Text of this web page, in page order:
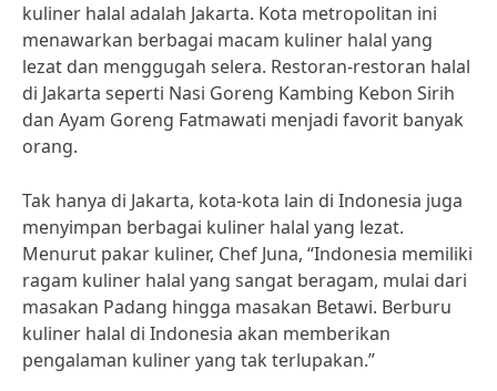
kuliner halal adalah Jakarta. Kota metropolitan ini
menawarkan berbagai macam kuliner halal yang
lezat dan menggugah selera. Restoran-restoran halal
di Jakarta seperti Nasi Goreng Kambing Kebon Sirih
dan Ayam Goreng Fatmawati menjadi favorit banyak
orang.
Tak hanya di Jakarta, kota-kota lain di Indonesia juga
menyimpan berbagai kuliner halal yang lezat.
Menurut pakar kuliner, Chef Juna, “Indonesia memiliki
ragam kuliner halal yang sangat beragam, mulai dari
masakan Padang hingga masakan Betawi. Berburu
kuliner halal di Indonesia akan memberikan
pengalaman kuliner yang tak terlupakan.”